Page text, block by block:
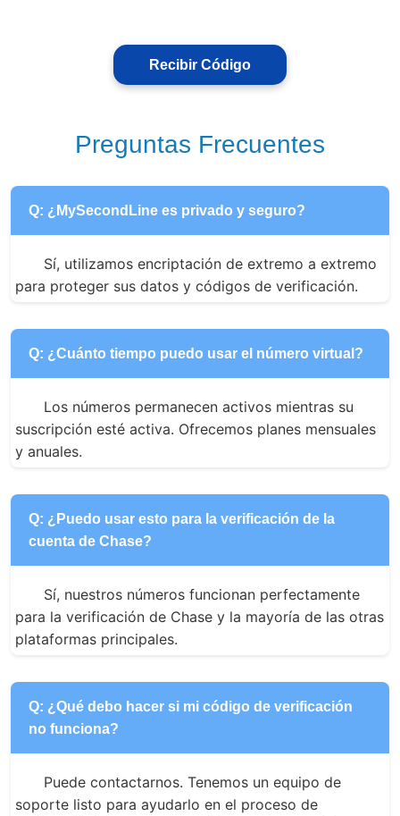
Recibir Código
Preguntas Frecuentes
Q: ¿MySecondLine es privado y seguro?
Sí, utilizamos encriptación de extremo a extremo
para proteger sus datos y códigos de verificación.
Q: ¿Cuánto tiempo puedo usar el número virtual?
Los números permanecen activos mientras su
suscripción esté activa. Ofrecemos planes mensuales
y anuales.
Q: ¿Puedo usar esto para la verificación de la
cuenta de Chase?
Sí, nuestros números funcionan perfectamente
para la verificación de Chase y la mayoría de las otras
plataformas principales.
Q: ¿Qué debo hacer si mi código de verificación
no funciona?
Puede contactarnos. Tenemos un equipo de
soporte listo para ayudarlo en el proceso de